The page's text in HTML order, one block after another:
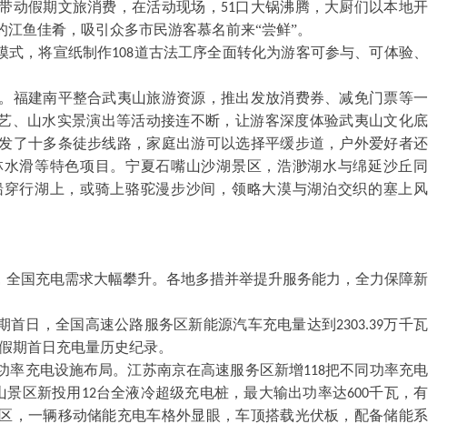
动假期文旅消费，在活动现场， 51口大锅沸腾，大厨们以本地开
鱼佳肴，吸引众多市民游客慕名前来“尝鲜”。
式，将宣纸制作108道古法工序全面转化为游客可参与、可体验、
福建南平整合武夷山旅游资源，推出发放消费券、减免门票等一
、山水实景演出等活动接连不断，让游客深度体验武夷山文化底
了十多条徒步线路，家庭出游可以选择平缓步道，户外爱好者还
滑等特色项目。宁夏石嘴山沙湖景区，浩渺湖水与绵延沙丘同
行湖上，或骑上骆驼漫步沙间，领略大漠与湖泊交织的塞上风
国充电需求大幅攀升。各地多措并举提升服务能力，全力保障新
首日，全国高速公路服务区新能源汽车充电量达到 2303.39万千瓦
期首日充电量历史纪录。
率充电设施布局。江苏南京在高速服务区新增118把不同功率充电
景区新投用 12台全液冷超级充电桩，最大输出功率达600千瓦，有
，一辆移动储能充电车格外显眼，车顶搭载光伏板，配备储能系